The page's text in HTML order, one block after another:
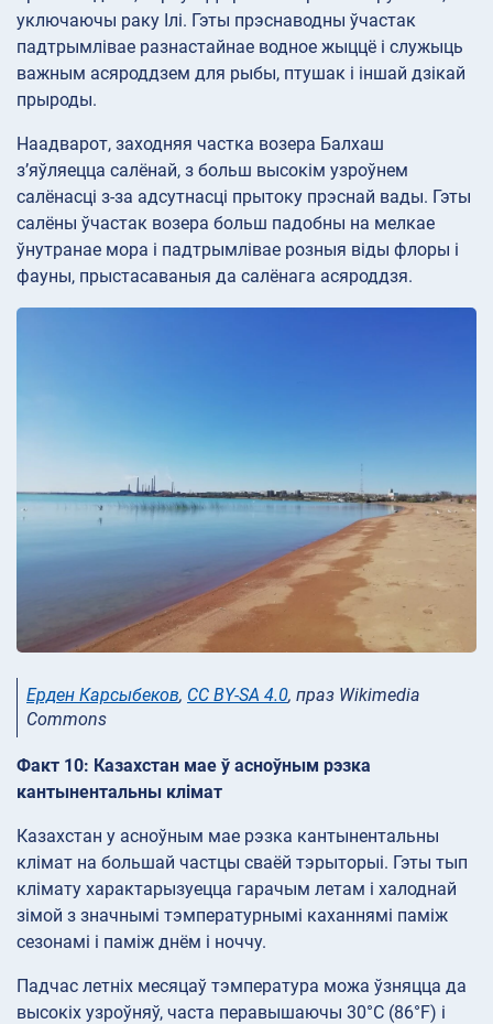
уключаючы раку Ілі. Гэты прэснаводны ўчастак
падтрымлівае разнастайнае водное жыццё і служыць
важным асяроддзем для рыбы, птушак і іншай дзікай
прыроды.
Наадварот, заходняя частка возера Балхаш
з’яўляецца салёнай, з больш высокім узроўнем
салёнасці з-за адсутнасці прытоку прэснай вады. Гэты
салёны ўчастак возера больш падобны на мелкае
ўнутранае мора і падтрымлівае розныя віды флоры і
фауны, прыстасаваныя да салёнага асяроддзя.
Ерден Карсыбеков, CC BY-SA 4.0, праз Wikimedia
Commons
Факт 10: Казахстан мае ў асноўным рэзка
кантынентальны клімат
Казахстан у асноўным мае рэзка кантынентальны
клімат на большай частцы сваёй тэрыторыі. Гэты тып
клімату характарызуецца гарачым летам і халоднай
зімой з значнымі тэмпературнымі каханнямі паміж
сезонамі і паміж днём і ноччу.
Падчас летніх месяцаў тэмпература можа ўзняцца да
высокіх узроўняў, часта перавышаючы 30°C (86°F) і